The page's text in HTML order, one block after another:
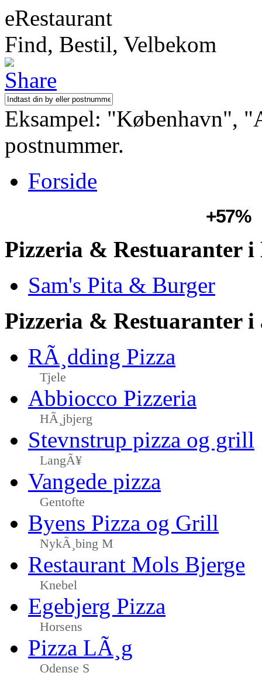
eRestaurant
Find, Bestil, Velbekom
Eksampel: "København",
postnummer.
Forside
+57%
Pizzeria & Restuaranter
Sam's Pita & Burger
Pizzeria & Restuaranter i
RÃ¸dding Pizza
Tjele
Abbiocco Pizzeria
HÃ¸jbjerg
Stevnstrup pizza og grill
LangÃ¥
Vangede pizza
Gentofte
Byens Pizza og Grill
NykÃ¸bing M
Restaurant Mols Bjerge
Knebel
Egebjerg Pizza
Horsens
Pizza LÃ¸g
Odense S